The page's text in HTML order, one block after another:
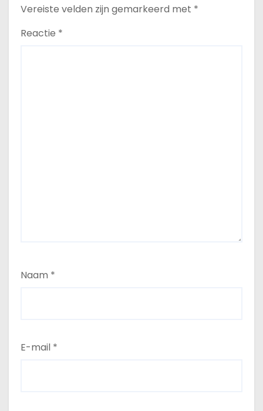
Vereiste velden zijn gemarkeerd met *
Reactie *
Naam *
E-mail *